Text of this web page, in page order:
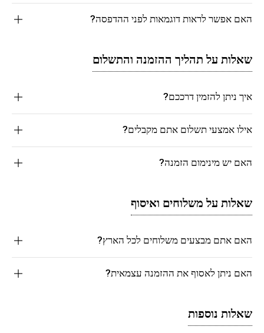
האם אפשר לראות דוגמאות לפני ההדפסה?
שאלות על תהליך ההזמנה והתשלום
איך ניתן להזמין דרככם?
אילו אמצעי תשלום אתם מקבלים?
האם יש מינימום הזמנה?
שאלות על משלוחים ואיסוף
האם אתם מבצעים משלוחים לכל הארץ?
האם ניתן לאסוף את ההזמנה עצמאית?
שאלות נוספות